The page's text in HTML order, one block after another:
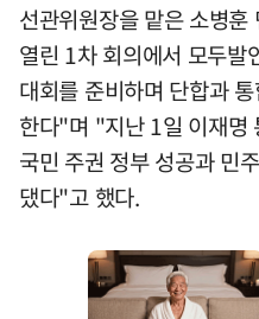
선관위원장을 맡은 소병
열린 1차 회의에서 모두
대회를 준비하며 단합과
한다"며 "지난 1일 이재명
국민 주권 정부 성공과 민
댔다"고 했다.